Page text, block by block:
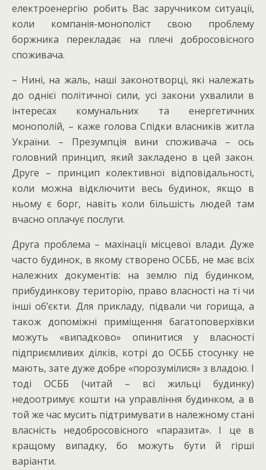
електроенергію робить Вас заручником ситуації,
коли компанія-монополіст свою проблему
боржника перекладає на плечі добросовісного
споживача.
– Нині, на жаль, наші законотворці, які належать
до однієї політичної сили, усі закони ухвалили в
інтересах комунальних та енергетичних
монополій, – каже голова Спідки власників житла
України. – Презумпція вини споживача – ось
головний принцип, який закладено в цей закон.
Друге – принцип колективної відповідальності,
коли можна відключити весь будинок, якщо в
ньому є борг, навіть коли більшість людей там
вчасно оплачує послуги.
Друга проблема – махінації місцевої влади. Дуже
часто будинок, в якому створено ОСББ, не має всіх
належних документів: на землю під будинком,
прибудинкову територію, право власності на ті чи
інші об’єкти. Для прикладу, підвали чи горища, а
також допоміжні приміщення багатоповерхівки
можуть «випадково» опинитися у власності
підприємливих ділків, котрі до ОСББ стосунку не
мають, зате дуже добре «порозумілися» з владою. І
тоді ОСББ (читай – всі жильці будинку)
недоотримує кошти на управління будинком, а в
той же час мусить підтримувати в належному стані
власність недобросовісного «паразита». І це в
кращому випадку, бо можуть бути й гірші
варіанти.